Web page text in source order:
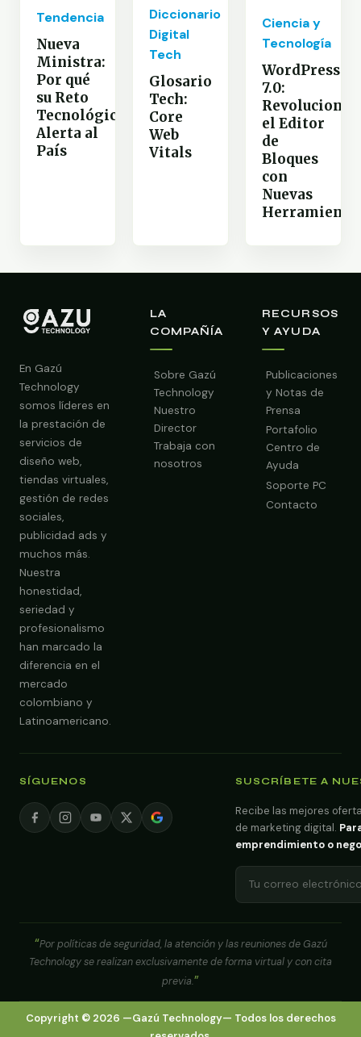
Tendencia
Nueva
Ministra:
Por qué
su Reto
Tecnológico
Alerta al
País
Diccionario
Digital
Tech
Glosario
Tech:
Core
Web
Vitals
Ciencia y
Tecnología
WordPress
7.0:
Revoluciona
el Editor
de
Bloques
con
Nuevas
En Gazú
Technology
somos líderes en
la prestación de
servicios de
diseño web,
tiendas virtuales,
gestión de redes
sociales,
publicidad ads y
muchos más.
Nuestra
honestidad,
seriedad y
profesionalismo
han marcado la
diferencia en el
mercado
colombiano y
Latinoamericano.
LA
COMPAÑÍA
Sobre Gazú
Technology
Nuestro
Director
Trabaja con
nosotros
RECURSOS
Y AYUDA
Publicaciones
y Notas de
Prensa
Portafolio
Centro de
Ayuda
Soporte PC
Contacto
SÍGUENOS SUSCRÍBETE A
Recibe las mejores
de marketing digital.
emprendimiento o
Por políticas de seguridad, la atención y las reuniones de Gazú
Technology se realizan exclusivamente de forma virtual y con cita
previa.
Copyright © 2026 —Gazú Technology— Todos los derechos